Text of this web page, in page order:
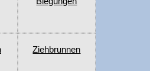
Ziehbrunnen